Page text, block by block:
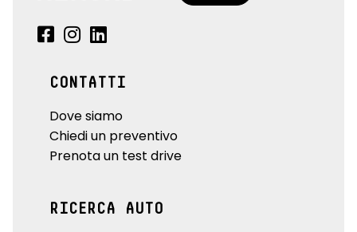
CONTATTI
Dove siamo
Chiedi un preventivo
Prenota un test drive
RICERCA AUTO